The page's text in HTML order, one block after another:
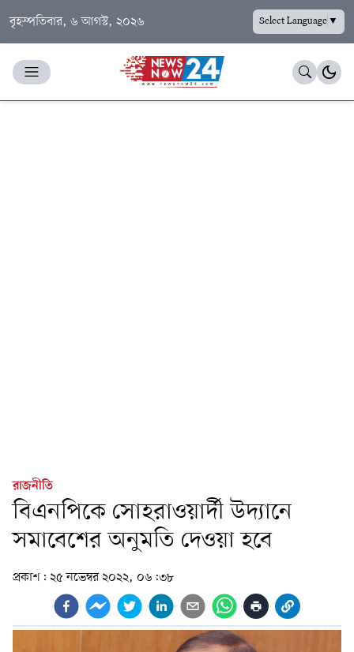
বৃহস্পতিবার, ৬ আগস্ট, ২০২৬ Select Language▼
রাজনীতি
বিএনপিকে সোহরাওয়ার্দী উদ্যানে
সমাবেশের অনুমতি দেওয়া হবে
প্রকাশ: ২৫ নভেম্বর ২০২২, ০৬:৩৮